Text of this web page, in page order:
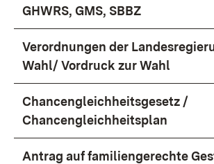
GHWRS, GMS, SBBZ
Verordnungen der
Wahl/ Vordruck zur Wahl
Chancengleichheitsgesetz /
Chancengleichheitsplan
Antrag auf familiengerechte